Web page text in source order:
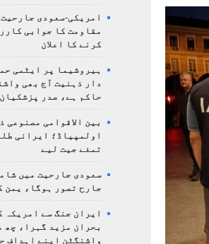
امریکی-سعودی
مقاومت کا جوابی
کرنے کا اعلان
ہیروشیما پر ایٹمی
دار ذہنیت آج بھی
حاکم ہے، صدر پزشکیان
بین الاقوامی مصنوعی
تمغے جیت لیے
سعودی جارحیت میں
جارح تصور ہوگا، یمن
ایران جنگ سے امریکہ
بحران مزید گہرا، چھ
واشنگٹن اپنے اہداف